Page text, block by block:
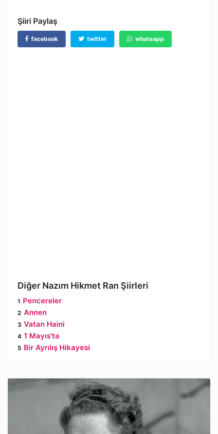
Şiiri Paylaş
facebook twitter whatsapp
Diğer Nazım Hikmet Ran Şiirleri
Pencereler
Annen
Vatan Haini
1 Mayıs'ta
Bir Ayrılış Hikayesi